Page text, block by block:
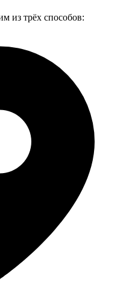
из трёх способов: